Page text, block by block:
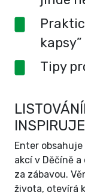
kapsy”
Tipy
Enter
akcí v Děčíně
za zábavou.
života, otevírá